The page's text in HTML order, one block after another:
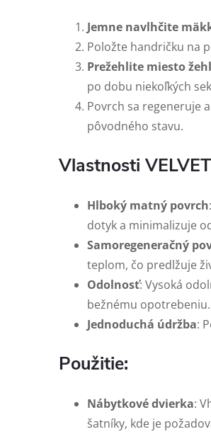
Jemne navlhčite
Položte handričku na
Prežehlite miesto
po dobu niekoľkých
Povrch sa regeneruje
pôvodného stavu.
Vlastnosti
Hlboký matný povrch
dotyk a minimalizuje
Samoregeneračný
teplom, čo predlžuje
Odolnosť: Vysoká
bežnému opotrebeniu.
Jednoduchá údržba:
Použitie:
Nábytkové dvierka:
šatníky, kde je